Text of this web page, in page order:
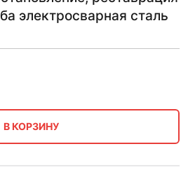
электросварная сталь
В КОРЗИНУ